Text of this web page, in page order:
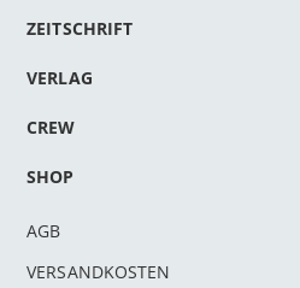
ZEITSCHRIFT
VERLAG
CREW
SHOP
AGB
VERSANDKOSTEN